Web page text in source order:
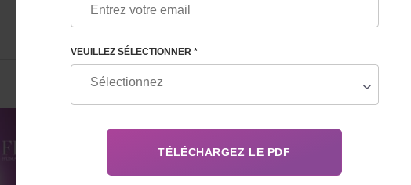
VEUILLEZ SÉLECTIONNER *